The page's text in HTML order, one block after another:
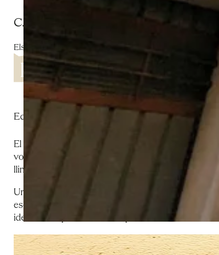
C. MAJOR
Els Omellons
Edificis històrics, llindes escultòriques i elements
El carrer principal del nucli antic dels Omellons
voltants de l’església, entre els carrers Jacint
llindes amb elements escultòrics que reflecteixen
Una de les peces més destacades és la llinda que
escultòric és un testimoni excepcional dels oficis
identitat arquitectònica del poble.